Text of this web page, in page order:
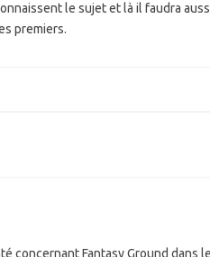
le sujet et là il faudra
premiers.
concernant Fantasy Ground dans